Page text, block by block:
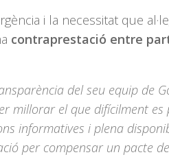
i la necessitat que
contraprestació entre
del seu equip de
millorar el que difícilment es
informatives i plena
per compensar un pacte